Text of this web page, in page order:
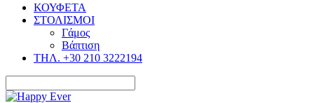
ΚΟΥΦΕΤΑ
ΣΤΟΛΙΣΜΟΙ
Γάμος
Βάπτιση
ΤΗΛ. +30 210 3222194